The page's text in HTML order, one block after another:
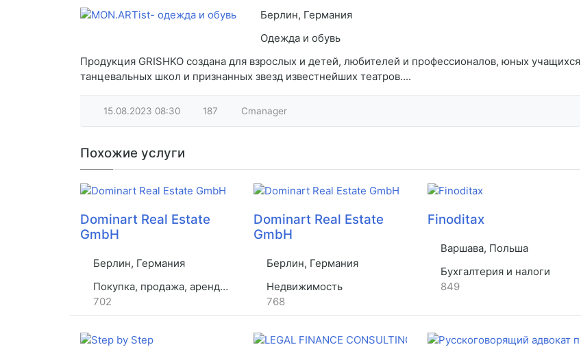
Берлин, Германия
Одежда и обувь
Продукция GRISHKO создана для взрослых и детей, любителей и профессионалов, юных учащихся
танцевальных школ и признанных звезд известнейших театров....
15.08.2023 08:30 187 Cmanager
Похожие услуги
Dominart Real Estate
GmbH
Берлин, Германия
Покупка, продажа, аренда недвижимости
702
Dominart Real Estate
GmbH
Берлин, Германия
Недвижимость
768
Finoditax
Варшава, Польша
Бухгалтерия и налоги
849